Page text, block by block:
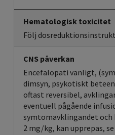
Hematologisk toxicitet
Följ
CNS påverkan
Encefalopati vanligt,
dimsyn, psykotiskt
oftast reversibel,
eventuell pågående
symtomavklingandet och
2 mg/kg, kan upprepas,